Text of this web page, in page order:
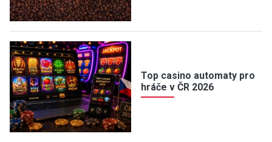
Top casino automaty pro
hráče v ČR 2026